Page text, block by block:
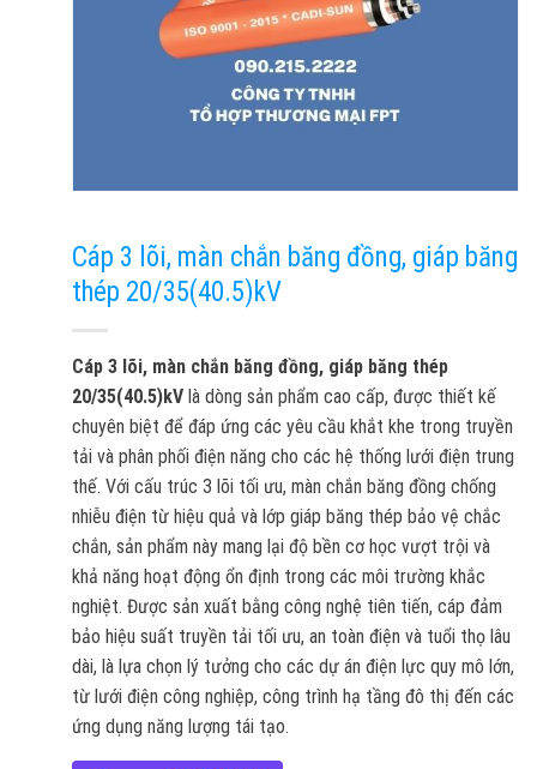
Cáp 3 lõi, màn chắn băng đồng, giáp băng
thép 20/35(40.5)kV
Cáp 3 lõi, màn chắn băng đồng, giáp băng thép
20/35(40.5)kVlà dòng sản phẩm cao cấp, được thiết kế
chuyên biệt để đáp ứng các yêu cầu khắt khe trong truyền
tải và phân phối điện năng cho các hệ thống lưới điện trung
thế. Với cấu trúc 3 lõi tối ưu, màn chắn băng đồng chống
nhiễu điện từ hiệu quả và lớp giáp băng thép bảo vệ chắc
chắn, sản phẩm này mang lại độ bền cơ học vượt trội và
khả năng hoạt động ổn định trong các môi trường khắc
nghiệt. Được sản xuất bằng công nghệ tiên tiến, cáp đảm
bảo hiệu suất truyền tải tối ưu, an toàn điện và tuổi thọ lâu
dài, là lựa chọn lý tưởng cho các dự án điện lực quy mô lớn,
từ lưới điện công nghiệp, công trình hạ tầng đô thị đến các
ứng dụng năng lượng tái tạo.